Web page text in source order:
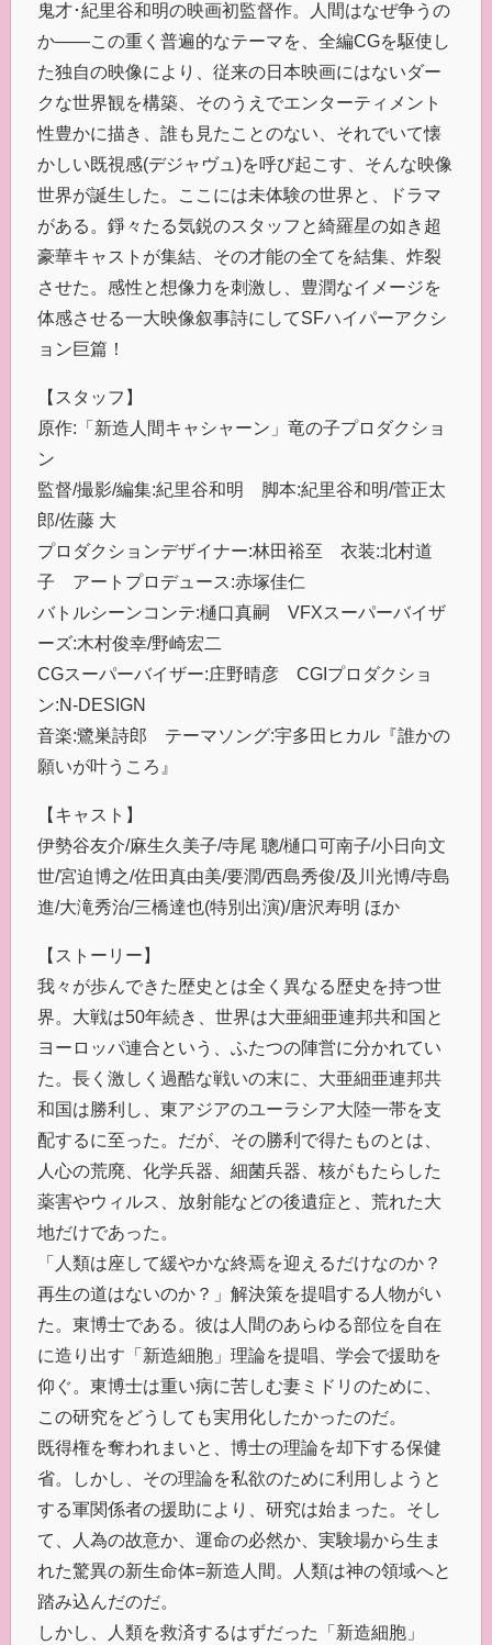
鬼才･紀里谷和明の映画初監督作。人間はなぜ争うの
か――この重く普遍的なテーマを、全編CGを駆使し
た独自の映像により、従来の日本映画にはないダー
クな世界観を構築、そのうえでエンターティメント
性豊かに描き、誰も見たことのない、それでいて懐
かしい既視感(デジャヴュ)を呼び起こす、そんな映像
世界が誕生した。ここには未体験の世界と、ドラマ
がある。錚々たる気鋭のスタッフと綺羅星の如き超
豪華キャストが集結、その才能の全てを結集、炸裂
させた。感性と想像力を刺激し、豊潤なイメージを
体感させる一大映像叙事詩にしてSFハイパーアクシ
ョン巨篇！
【スタッフ】
原作:「新造人間キャシャーン」竜の子プロダクショ
ン
監督/撮影/編集:紀里谷和明 脚本:紀里谷和明/菅正太
郎/佐藤 大
プロダクションデザイナー:林田裕至 衣装:北村道
子 アートプロデュース:赤塚佳仁
バトルシーンコンテ:樋口真嗣 VFXスーパーバイザ
ーズ:木村俊幸/野崎宏二
CGスーパーバイザー:庄野晴彦 CGIプロダクショ
ン:N-DESIGN
音楽:鷺巣詩郎 テーマソング:宇多田ヒカル『誰かの
願いが叶うころ』
【キャスト】
伊勢谷友介/麻生久美子/寺尾 聰/樋口可南子/小日向文
世/宮迫博之/佐田真由美/要潤/西島秀俊/及川光博/寺島
進/大滝秀治/三橋達也(特別出演)/唐沢寿明 ほか
【ストーリー】
我々が歩んできた歴史とは全く異なる歴史を持つ世
界。大戦は50年続き、世界は大亜細亜連邦共和国と
ヨーロッパ連合という、ふたつの陣営に分かれてい
た。長く激しく過酷な戦いの末に、大亜細亜連邦共
和国は勝利し、東アジアのユーラシア大陸一帯を支
配するに至った。だが、その勝利で得たものとは、
人心の荒廃、化学兵器、細菌兵器、核がもたらした
薬害やウィルス、放射能などの後遺症と、荒れた大
地だけであった。
「人類は座して緩やかな終焉を迎えるだけなのか？
再生の道はないのか？」解決策を提唱する人物がい
た。東博士である。彼は人間のあらゆる部位を自在
に造り出す「新造細胞」理論を提唱、学会で援助を
仰ぐ。東博士は重い病に苦しむ妻ミドリのために、
この研究をどうしても実用化したかったのだ。
既得権を奪われまいと、博士の理論を却下する保健
省。しかし、その理論を私欲のために利用しようと
する軍関係者の援助により、研究は始まった。そし
て、人為の故意か、運命の必然か、実験場から生ま
れた驚異の新生命体=新造人間。人類は神の領域へと
踏み込んだのだ。
しかし、人類を救済するはずだった「新造細胞」